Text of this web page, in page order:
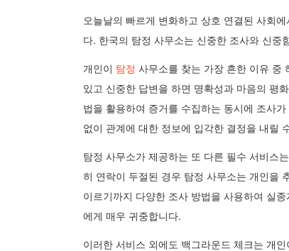
오늘날의 빠르게 변화하고 상호 연결된 사회
다. 한국의 탐정 사무소는 신중한 조사와 신중
개인이 탐정 사무소를 찾는 가장 흔한 이유 중
있고 신중한 답변을 하면 명확성과 마음의 평
법을 활용하여 증거를 수집하는 동시에 조사
없이 관계에 대한 정보에 입각한 결정을 내릴
탐정 사무소가 제공하는 또 다른 필수 서비스
히 연락이 두절된 경우 탐정 사무소는 개인을
이르기까지 다양한 조사 방법을 사용하여 실
에게 매우 귀중합니다.
이러한 서비스 외에도 백그라운드 체크는 개